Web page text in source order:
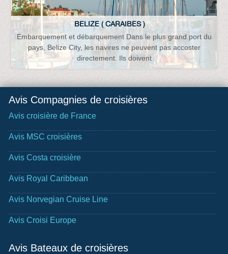
BELIZE ( CARAIBES )
Embarquement et débarquement Dans le plus grand port du
pays, Belize City, les navires ne peuvent pas accoster
directement. Ils doivent
Avis Compagnies de croisières
Avis croisière de France
Avis MSC croisières
Avis Costa croisière
Avis Royal Caribbean
Avis Norvegian Cruise Line
Avis Croisi Europe
Avis Bateaux de croisières